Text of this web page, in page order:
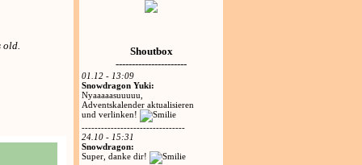
old.
Shoutbox
----------------------
01.12 - 13:09
Snowdragon Yuki:
Nyaaaaasuuuuu,
Adventskalender aktualisieren
und verlinken!
--------------------------------
24.10 - 15:31
Snowdragon:
Super, danke dir!